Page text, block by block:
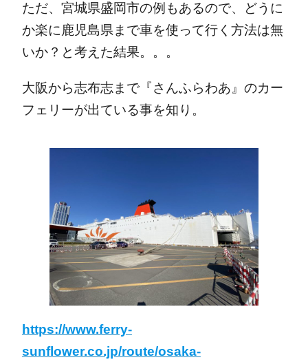
ただ、宮城県盛岡市の例もあるので、どうに
か楽に鹿児島県まで車を使って行く方法は無
いか？と考えた結果。。。
大阪から志布志まで『さんふらわあ』のカー
フェリーが出ている事を知り。
https://www.ferry-
sunflower.co.jp/route/osaka-